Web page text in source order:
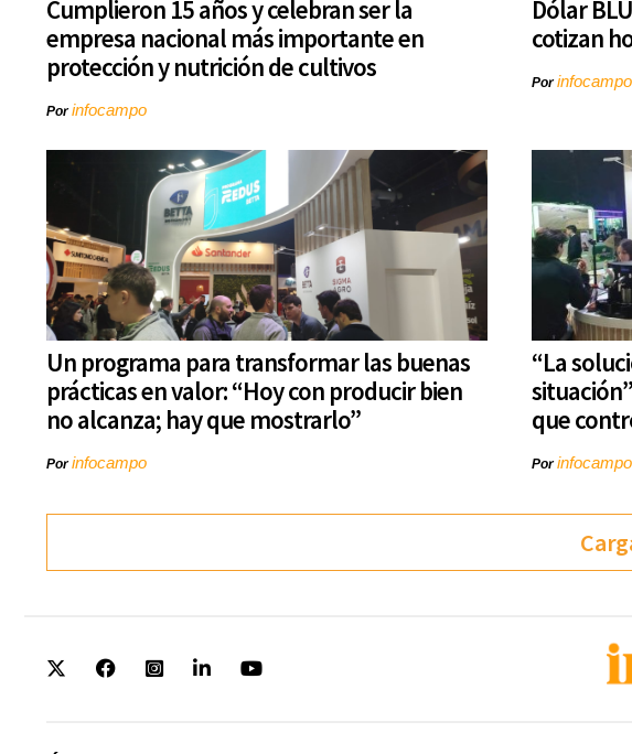
Cumplieron 15 años y celebran ser la
empresa nacional más importante en
protección y nutrición de cultivos
Porinfocampo
Dólar
cotizan
Porinfocampo
Un programa para transformar las buenas
prácticas en valor: “Hoy con producir bien
no alcanza; hay que mostrarlo”
Porinfocampo
“La
que
Porinfocampo